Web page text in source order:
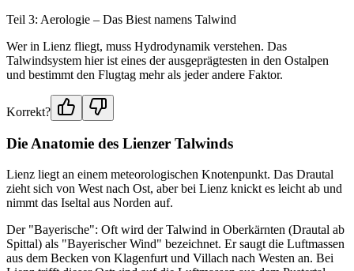
Teil 3: Aerologie – Das Biest namens Talwind
Wer in Lienz fliegt, muss Hydrodynamik verstehen. Das
Talwindsystem hier ist eines der ausgeprägtesten in den Ostalpen
und bestimmt den Flugtag mehr als jeder andere Faktor.
Korrekt?
Die Anatomie des Lienzer Talwinds
Lienz liegt an einem meteorologischen Knotenpunkt. Das Drautal
zieht sich von West nach Ost, aber bei Lienz knickt es leicht ab und
nimmt das Iseltal aus Norden auf.
Der "Bayerische": Oft wird der Talwind in Oberkärnten (Drautal ab
Spittal) als "Bayerischer Wind" bezeichnet. Er saugt die Luftmassen
aus dem Becken von Klagenfurt und Villach nach Westen an. Bei